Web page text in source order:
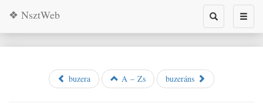
Toggle
search
❖ NsztWeb
buzera A – Zs buzeráns